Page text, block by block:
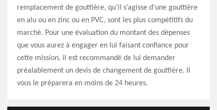
remplacement de gouttière, qu’il s’agisse d’une gouttière
en alu ou en zinc ou en PVC, sont les plus compétitifs du
marché. Pour une évaluation du montant des dépenses
que vous aurez à engager en lui faisant confiance pour
cette mission, il est recommandé de lui demander
préalablement un devis de changement de gouttière. Il
vous le préparera en moins de 24 heures.